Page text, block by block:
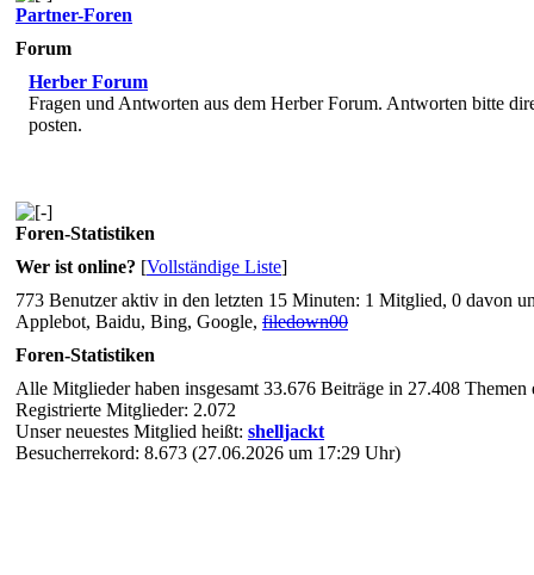
Partner-Foren
Forum
Herber Forum
Fragen und Antworten aus dem Herber Forum. Antworten bitte
posten.
Foren-Statistiken
Wer ist online? [Vollständige Liste]
773 Benutzer aktiv in den letzten 15 Minuten: 1 Mitglied, 0 davon
Applebot, Baidu, Bing, Google, filedown00
Foren-Statistiken
Alle Mitglieder haben insgesamt 33.676 Beiträge in 27.408 Themen
Registrierte Mitglieder: 2.072
Unser neuestes Mitglied heißt: shelljackt
Besucherrekord: 8.673 (27.06.2026 um 17:29 Uhr)